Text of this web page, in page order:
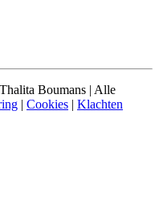
Boumans | Alle
| Cookies | Klachten